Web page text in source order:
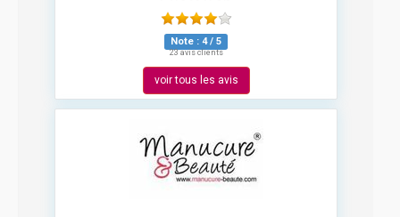
Note : 4/ 5
23 avis clients
voir tous les avis